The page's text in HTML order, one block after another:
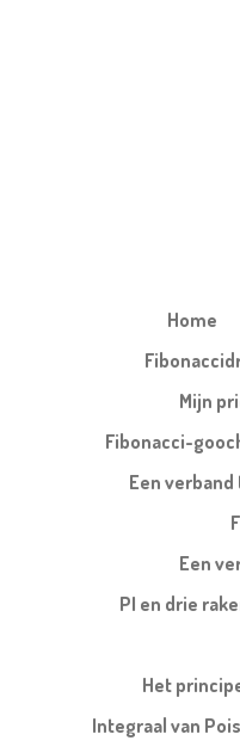
Home
Mijn
Fibonacci-
Een verband
Een
PI en drie
Het
Integraal van